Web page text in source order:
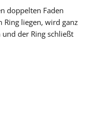
doppelten Faden
Ring liegen, wird ganz
und der Ring schließt